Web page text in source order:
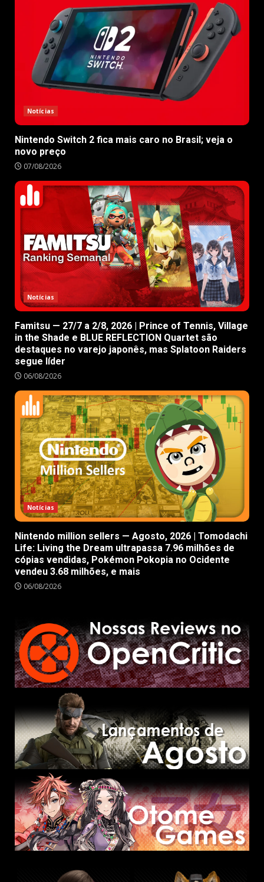
Notícias
Nintendo Switch 2 fica mais caro no Brasil; veja o
novo preço
07/08/2026
Notícias
Famitsu — 27/7 a 2/8, 2026 | Prince of Tennis, Village
in the Shade e BLUE REFLECTION Quartet são
destaques no varejo japonês, mas Splatoon Raiders
segue líder
06/08/2026
Notícias
Nintendo million sellers — Agosto, 2026 | Tomodachi
Life: Living the Dream ultrapassa 7.96 milhões de
cópias vendidas, Pokémon Pokopia no Ocidente
vendeu 3.68 milhões, e mais
06/08/2026